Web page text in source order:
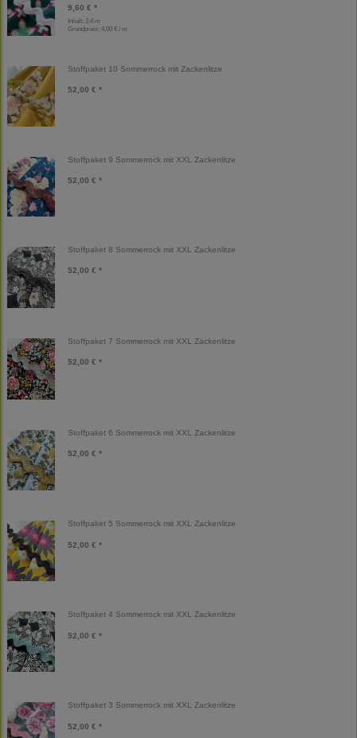
9,60 € *
Inhalt: 2,4 m
Grundpreis: 4,00 € / m
Stoffpaket 10 Sommerrock mit Zackenlitze
52,00 € *
Stoffpaket 9 Sommerrock mit XXL Zackenlitze
52,00 € *
Stoffpaket 8 Sommerrock mit XXL Zackenlitze
52,00 € *
Stoffpaket 7 Sommerrock mit XXL Zackenlitze
52,00 € *
Stoffpaket 6 Sommerrock mit XXL Zackenlitze
52,00 € *
Stoffpaket 5 Sommerrock mit XXL Zackenlitze
52,00 € *
Stoffpaket 4 Sommerrock mit XXL Zackenlitze
52,00 € *
Stoffpaket 3 Sommerrock mit XXL Zackenlitze
52,00 € *